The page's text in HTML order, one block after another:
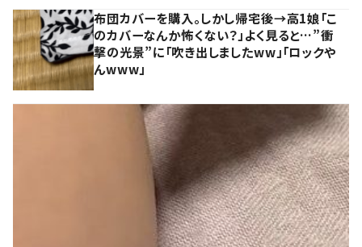
布団カバーを購入。しかし帰宅後→高1娘「こ
のカバーなんか怖くない？」よく見ると…”衝
撃の光景”に「吹き出しましたww」「ロックや
んwww」